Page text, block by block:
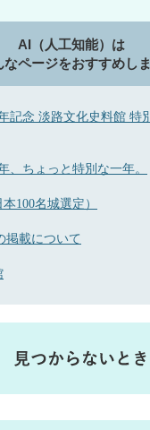
AI（人工知能）は
なページをおすすめし
記念 淡路文化史料館 特
、ちょっと特別な一年。
100名城選定）
掲載について